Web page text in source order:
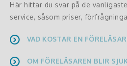
Här hittar du svar på de
service, såsom priser,
VAD KOSTAR EN
OM FÖRELÄSAREN BLIR